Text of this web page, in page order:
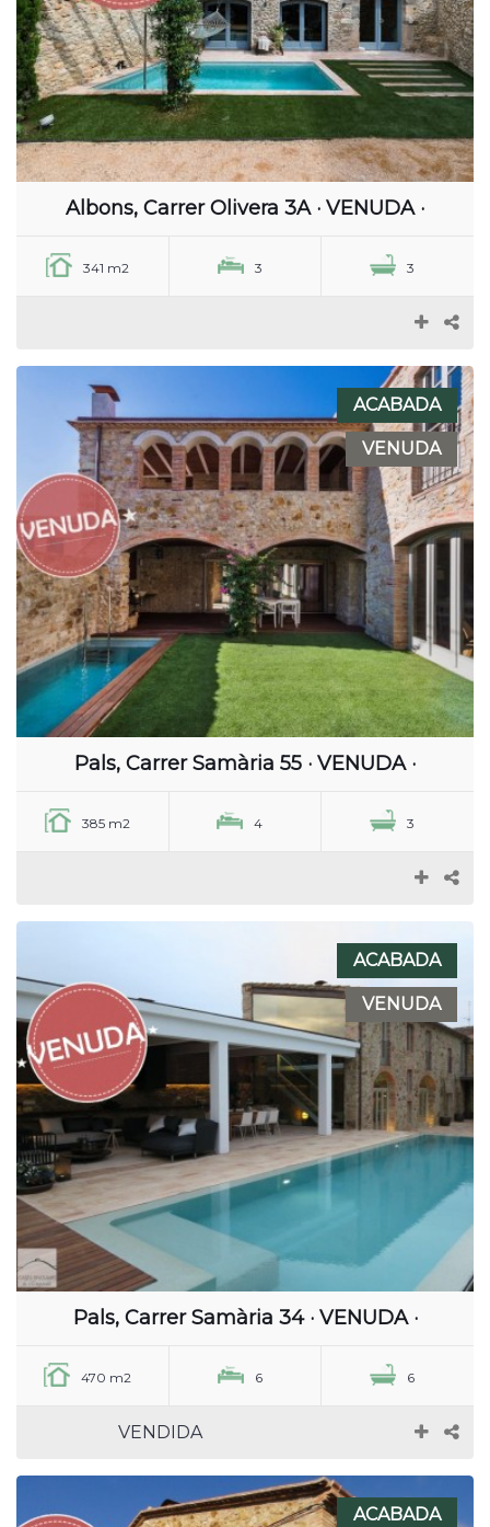
Albons, Carrer Olivera 3A · VENUDA ·
341 m2 3 3
ACABADA
VENUDA
Pals, Carrer Samària 55 · VENUDA ·
385 m2 4 3
ACABADA
VENUDA
Pals, Carrer Samària 34 · VENUDA ·
470 m2 6 6
VENDIDA
ACABADA